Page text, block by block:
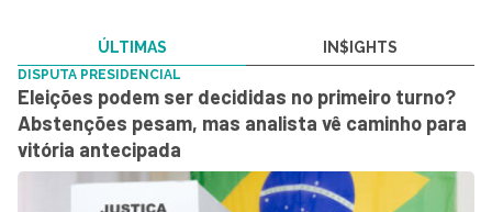
ÚLTIMAS IN$IGHTS
DISPUTA PRESIDENCIAL
Eleições podem ser decididas no primeiro turno?
Abstenções pesam, mas analista vê caminho para
vitória antecipada